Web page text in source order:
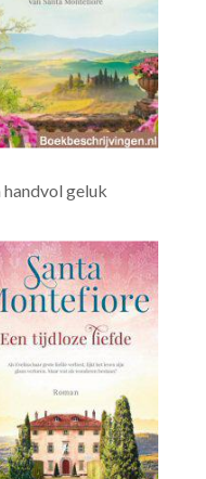
handvol geluk